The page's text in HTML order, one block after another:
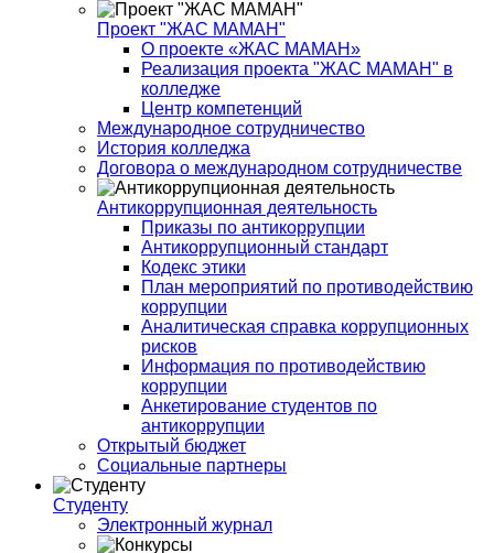
Проект "ЖАС МАМАН"
О проекте «ЖАС МАМАН»
Реализация проекта "ЖАС МАМАН" в
колледже
Центр компетенций
Международное сотрудничество
История колледжа
Договора о международном сотрудничестве
Антикоррупционная деятельность
Приказы по антикоррупции
Антикоррупционный стандарт
Кодекс этики
План мероприятий по противодействию
коррупции
Аналитическая справка коррупционных
рисков
Информация по противодействию
коррупции
Анкетирование студентов по
антикоррупции
Открытый бюджет
Социальные партнеры
Студенту
Электронный журнал